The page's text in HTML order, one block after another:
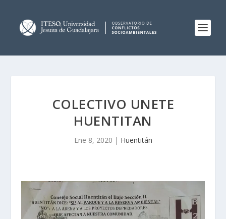
COLECTIVO UNETE
HUENTITAN
Ene 8, 2020 | Huentitán